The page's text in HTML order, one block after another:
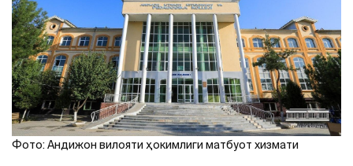
Фото: Андижон вилояти ҳокимлиги матбуот хизмати